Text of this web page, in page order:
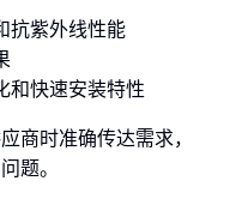
抗紫外线性能
和快速安装特性
商时准确传达需求，
题。